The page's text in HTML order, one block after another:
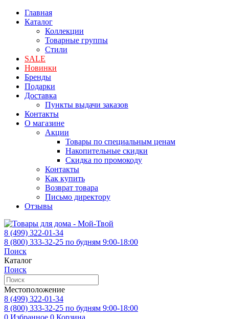
Главная
Каталог
Коллекции
Товарные группы
Стили
SALE
Новинки
Бренды
Подарки
Доставка
Пункты выдачи заказов
Контакты
О магазине
Акции
Товары по специальным ценам
Накопительные скидки
Скидка по промокоду
Контакты
Как купить
Возврат товара
Письмо директору
Отзывы
8 (499) 322-01-34
8 (800) 333-32-25 по будням 9:00-18:00
Поиск
Каталог
Поиск
Местоположение
8 (499) 322-01-34
8 (800) 333-32-25 по будням 9:00-18:00
0 Избранное 0 Корзина